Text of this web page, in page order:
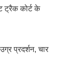
ट्रैक कोर्ट के
प्रदर्शन, चार